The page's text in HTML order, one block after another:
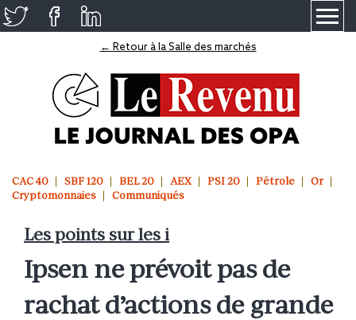
← Retour à la Salle des marchés
CAC 40 SBF 120 BEL 20 AEX PSI 20 Pétrole
Or
Cryptomonnaies
Communiqués
Les points sur les i
Ipsen ne prévoit pas de
rachat d’actions de grande